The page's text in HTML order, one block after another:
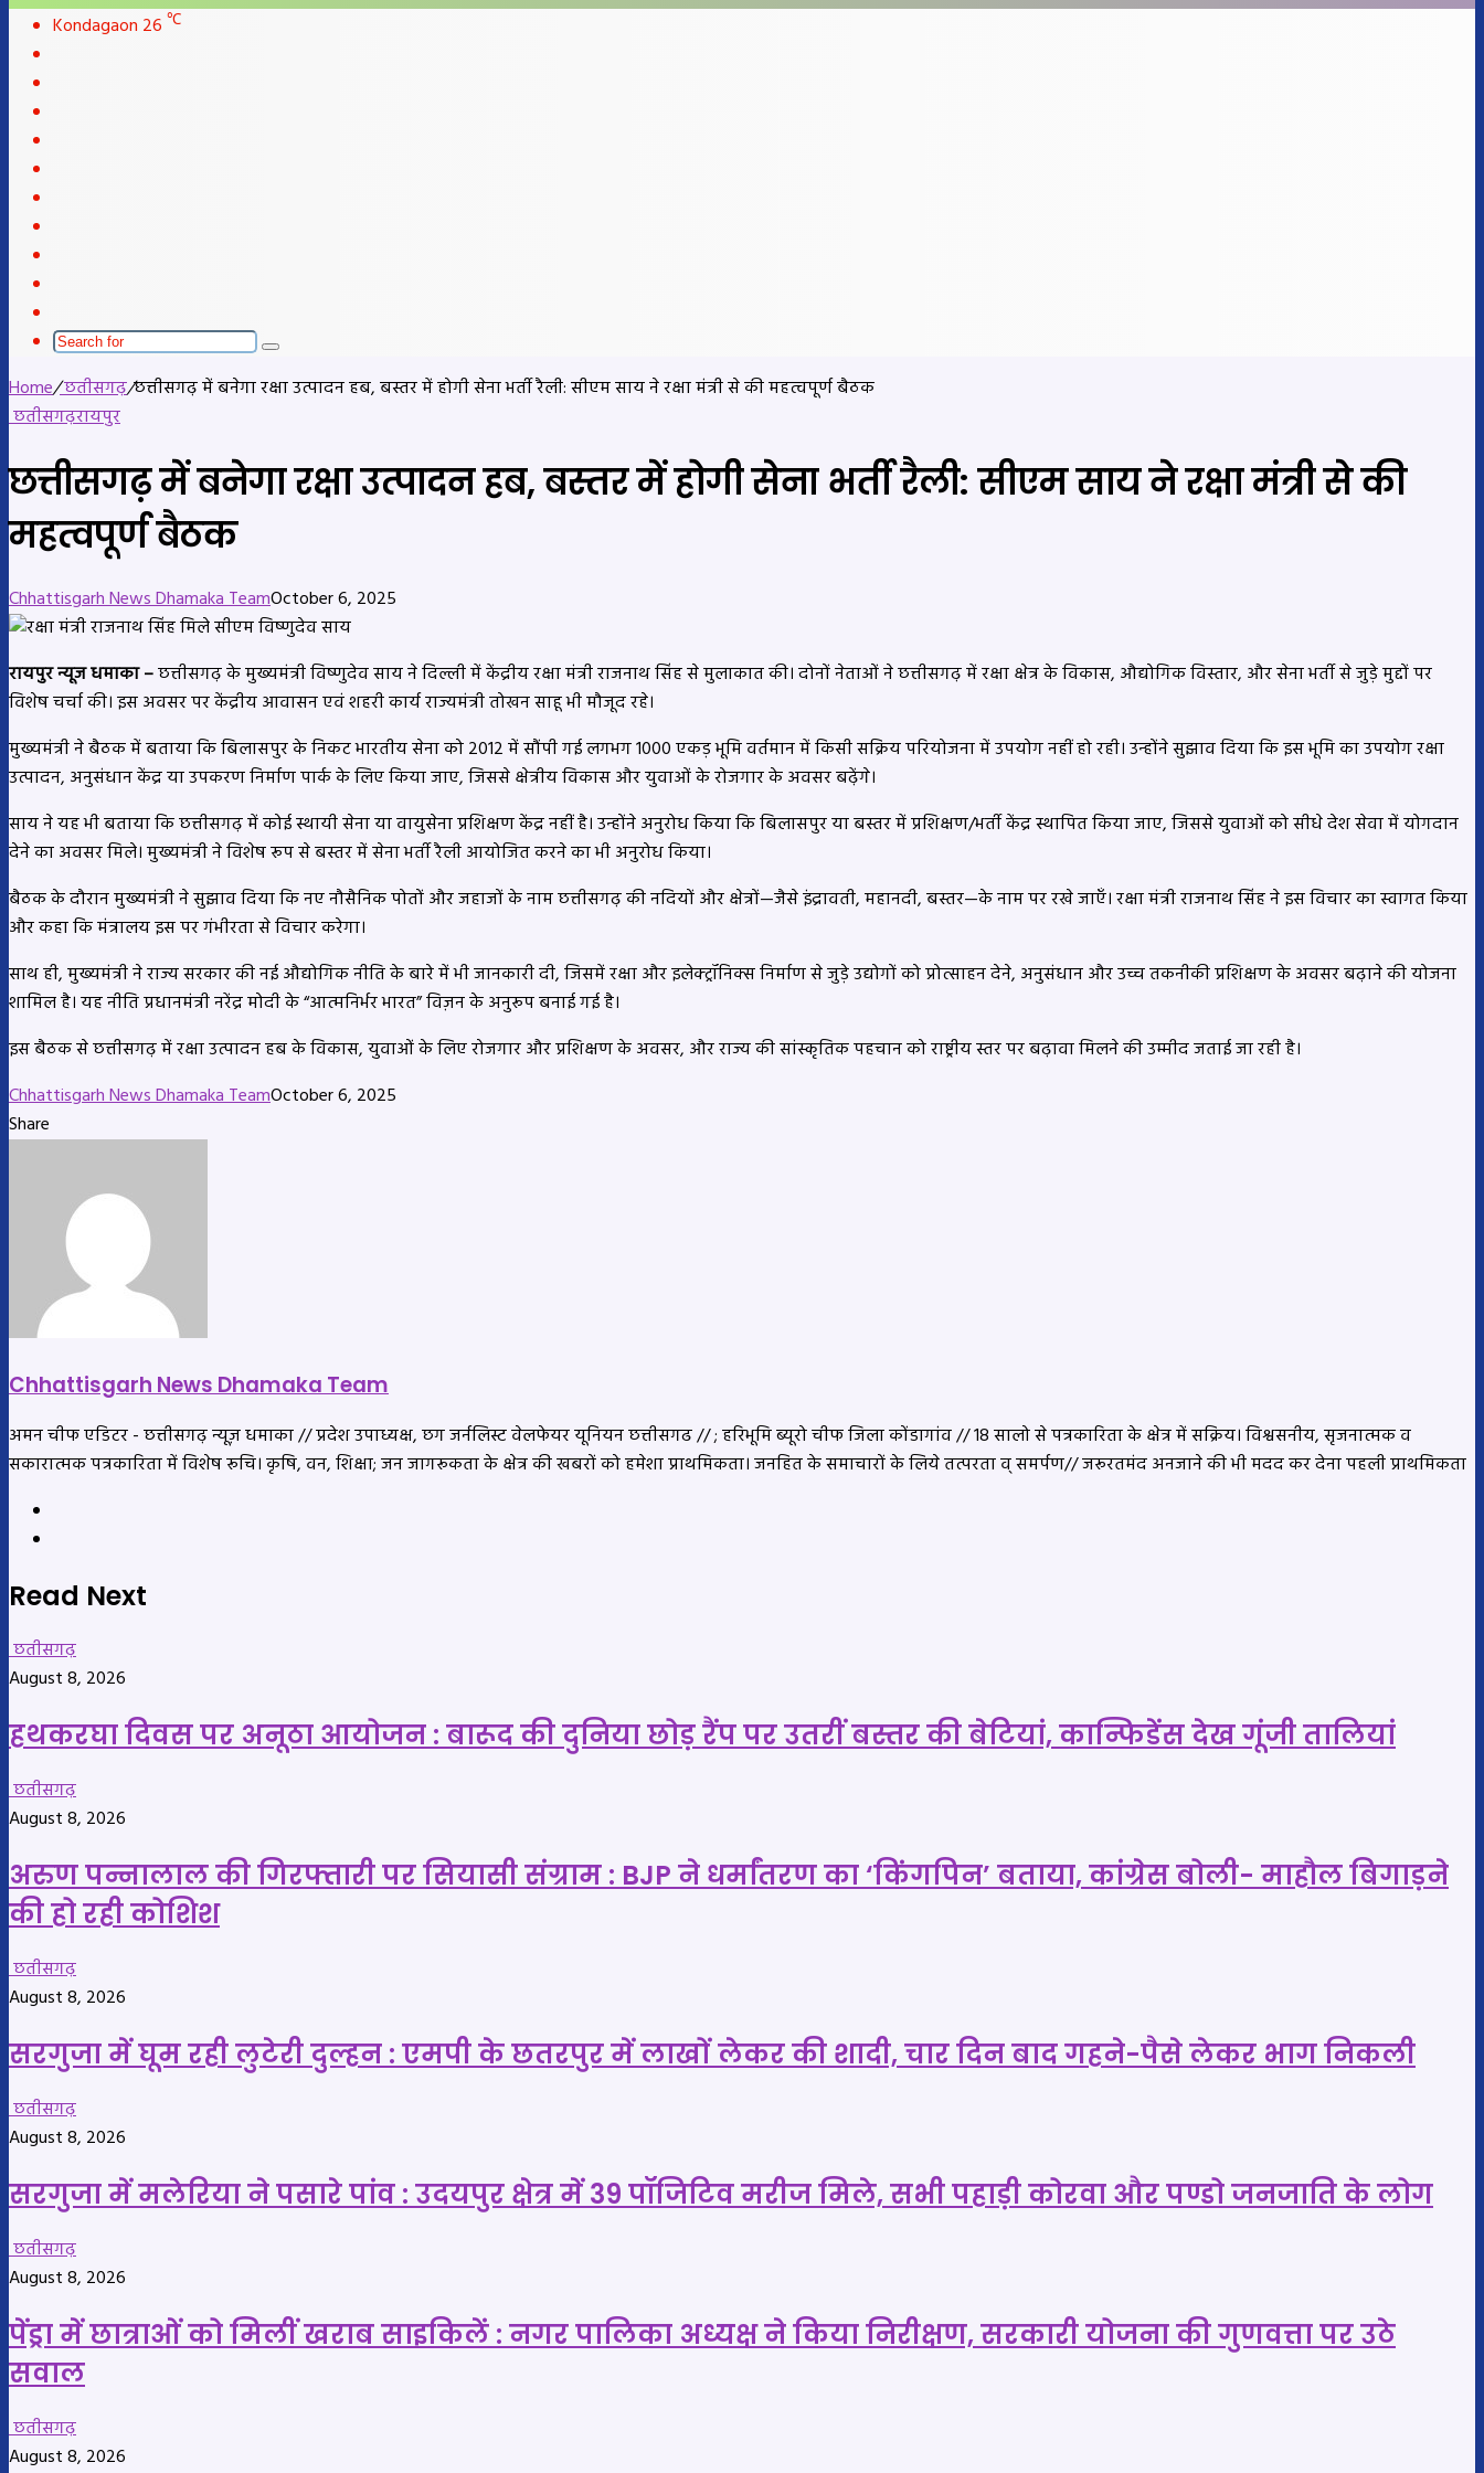
Kondagaon 26 ℃
skin
Search
Home/छतीसगढ़/छत्तीसगढ़ में बनेगा रक्षा उत्पादन हब, बस्तर में होगी सेना भर्ती रैली: सीएम साय ने रक्षा मंत्री से की महत्वपूर्ण बैठक
छतीसगढ़रायपुर
छत्तीसगढ़ में बनेगा रक्षा उत्पादन हब, बस्तर में होगी सेना भर्ती रैली: सीएम साय ने रक्षा मंत्री से की
महत्वपूर्ण बैठक
Chhattisgarh News Dhamaka TeamOctober 6, 2025
रायपुर न्यूज धमाका –छत्तीसगढ़ के मुख्यमंत्री विष्णुदेव साय ने दिल्ली में केंद्रीय रक्षा मंत्री राजनाथ सिंह से मुलाकात की। दोनों नेताओं ने छत्तीसगढ़ में रक्षा क्षेत्र के विकास, औद्योगिक विस्तार, और सेना भर्ती से जुड़े मुद्दों पर
विशेष चर्चा की। इस अवसर पर केंद्रीय आवासन एवं शहरी कार्य राज्यमंत्री तोखन साहू भी मौजूद रहे।
मुख्यमंत्री ने बैठक में बताया कि बिलासपुर के निकट भारतीय सेना को 2012 में सौंपी गई लगभग 1000 एकड़ भूमि वर्तमान में किसी सक्रिय परियोजना में उपयोग नहीं हो रही। उन्होंने सुझाव दिया कि इस भूमि का उपयोग रक्षा
उत्पादन, अनुसंधान केंद्र या उपकरण निर्माण पार्क के लिए किया जाए, जिससे क्षेत्रीय विकास और युवाओं के रोजगार के अवसर बढ़ेंगे।
साय ने यह भी बताया कि छत्तीसगढ़ में कोई स्थायी सेना या वायुसेना प्रशिक्षण केंद्र नहीं है। उन्होंने अनुरोध किया कि बिलासपुर या बस्तर में प्रशिक्षण/भर्ती केंद्र स्थापित किया जाए, जिससे युवाओं को सीधे देश सेवा में योगदान
देने का अवसर मिले। मुख्यमंत्री ने विशेष रूप से बस्तर में सेना भर्ती रैली आयोजित करने का भी अनुरोध किया।
बैठक के दौरान मुख्यमंत्री ने सुझाव दिया कि नए नौसैनिक पोतों और जहाजों के नाम छत्तीसगढ़ की नदियों और क्षेत्रों—जैसे इंद्रावती, महानदी, बस्तर—के नाम पर रखे जाएँ। रक्षा मंत्री राजनाथ सिंह ने इस विचार का स्वागत किया
और कहा कि मंत्रालय इस पर गंभीरता से विचार करेगा।
साथ ही, मुख्यमंत्री ने राज्य सरकार की नई औद्योगिक नीति के बारे में भी जानकारी दी, जिसमें रक्षा और इलेक्ट्रॉनिक्स निर्माण से जुड़े उद्योगों को प्रोत्साहन देने, अनुसंधान और उच्च तकनीकी प्रशिक्षण के अवसर बढ़ाने की योजना
शामिल है। यह नीति प्रधानमंत्री नरेंद्र मोदी के “आत्मनिर्भर भारत” विज़न के अनुरूप बनाई गई है।
इस बैठक से छत्तीसगढ़ में रक्षा उत्पादन हब के विकास, युवाओं के लिए रोजगार और प्रशिक्षण के अवसर, और राज्य की सांस्कृतिक पहचान को राष्ट्रीय स्तर पर बढ़ावा मिलने की उम्मीद जताई जा रही है।
Chhattisgarh News Dhamaka TeamOctober 6, 2025
Share
Chhattisgarh News Dhamaka Team
अमन चीफ एडिटर - छत्तीसगढ़ न्यूज़ धमाका // प्रदेश उपाध्यक्ष, छग जर्नलिस्ट वेलफेयर यूनियन छत्तीसगढ // ; हरिभूमि ब्यूरो चीफ जिला कोंडागांव // 18 सालो से पत्रकारिता के क्षेत्र में सक्रिय। विश्वसनीय, सृजनात्मक व
सकारात्मक पत्रकारिता में विशेष रूचि। कृषि, वन, शिक्षा; जन जागरूकता के क्षेत्र की खबरों को हमेशा प्राथमिकता। जनहित के समाचारों के लिये तत्परता व् समर्पण// जरूरतमंद अनजाने की भी मदद कर देना पहली प्राथमिकता
Read Next
छतीसगढ़
August 8, 2026
हथकरघा दिवस पर अनूठा आयोजन : बारूद की दुनिया छोड़ रैंप पर उतरीं बस्तर की बेटियां, कान्फिडेंस देख गूंजी तालियां
छतीसगढ़
August 8, 2026
अरुण पन्नालाल की गिरफ्तारी पर सियासी संग्राम : BJP ने धर्मांतरण का ‘किंगपिन’ बताया, कांग्रेस बोली- माहौल बिगाड़ने
की हो रही कोशिश
छतीसगढ़
August 8, 2026
सरगुजा में घूम रही लुटेरी दुल्हन : एमपी के छतरपुर में लाखों लेकर की शादी, चार दिन बाद गहने-पैसे लेकर भाग निकली
छतीसगढ़
August 8, 2026
सरगुजा में मलेरिया ने पसारे पांव : उदयपुर क्षेत्र में 39 पॉजिटिव मरीज मिले, सभी पहाड़ी कोरवा और पण्डो जनजाति के लोग
छतीसगढ़
August 8, 2026
पेंड्रा में छात्राओं को मिलीं खराब साइकिलें : नगर पालिका अध्यक्ष ने किया निरीक्षण, सरकारी योजना की गुणवत्ता पर उठे
सवाल
छतीसगढ़
August 8, 2026